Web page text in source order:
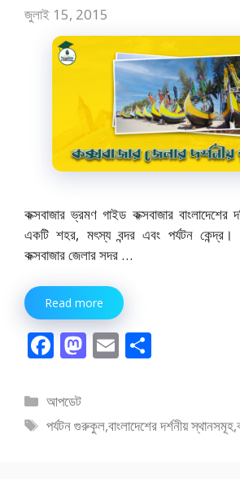
জুলাই 15, 2015
কক্সবাজার ভ্রমণ গাইড কক্সবাজার বাংলাদেশের
একটি শহর, মৎস্য বন্দর এবং পর্যটন কেন্দ্র।
কক্সবাজার জেলার সদর …
Read more
F
e
b
M
d
E
l e
বিভাগ
সমূহ
আপডেট
ট্যাগ
পর্যটন গুরুকুল,বাংলাদেশের দর্শনীয় স্থানসমূহ,